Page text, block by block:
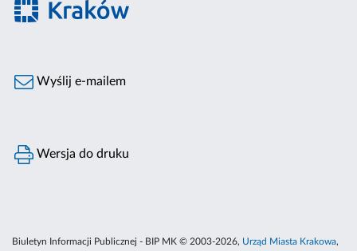
Wyślij e-mailem
Wersja do druku
Biuletyn Informacji Publicznej - BIP MK © 2003-2026, Urząd Miasta Krakowa,